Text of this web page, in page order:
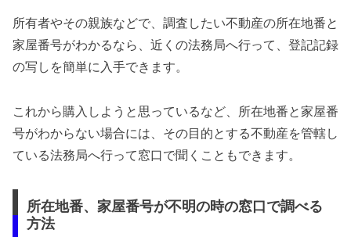
所有者やその親族などで、調査したい不動産の所在地番と
家屋番号がわかるなら、近くの法務局へ行って、登記記録
の写しを簡単に入手できます。
これから購入しようと思っているなど、所在地番と家屋番
号がわからない場合には、その目的とする不動産を管轄し
ている法務局へ行って窓口で聞くこともできます。
所在地番、家屋番号が不明の時の窓口で調べる
方法